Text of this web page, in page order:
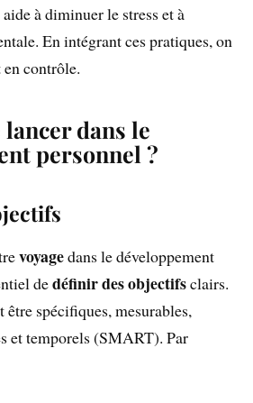
à diminuer le stress et à
En intégrant ces pratiques, on
en contrôle.
dans le
personnel ?
voyagedans le développement
dedéfinir des objectifsclairs.
spécifiques, mesurables,
et temporels (SMART). Par